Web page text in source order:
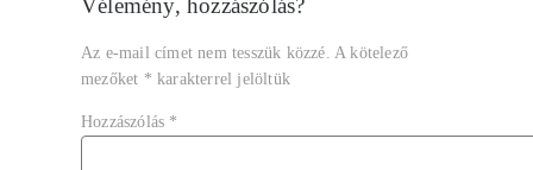
Vélemény, hozzászólás?
Az e-mail címet nem tesszük közzé. A kötelező
mezőket * karakterrel jelöltük
Hozzászólás *